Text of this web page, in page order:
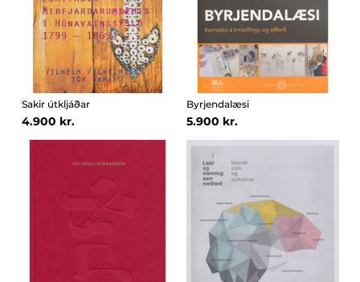
Sakir útkljáðar
4.900 kr.
Byrjendalæsi
5.900 kr.